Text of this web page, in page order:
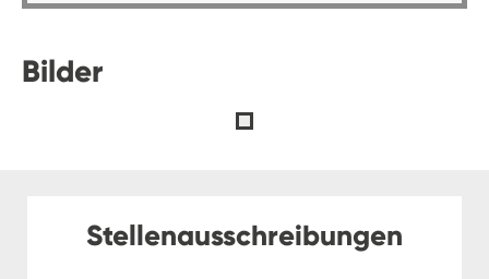
Bilder
Stellenausschreibungen